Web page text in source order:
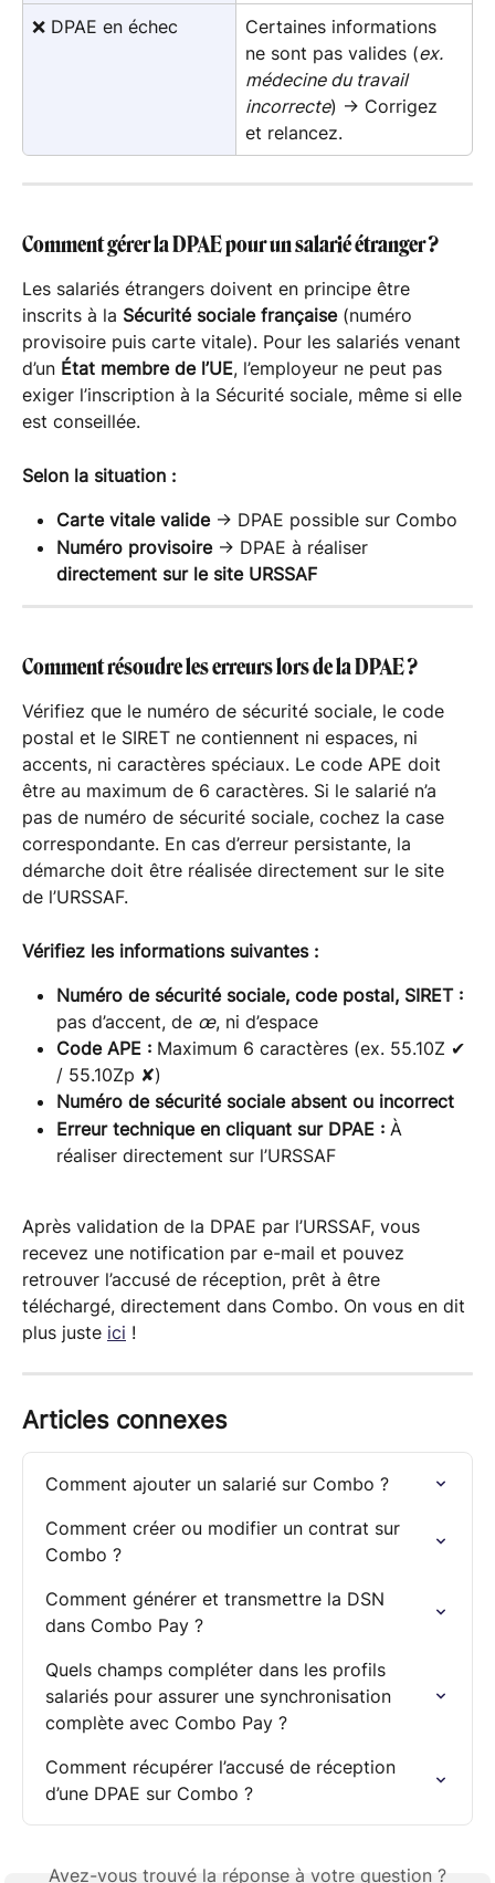
❌ DPAE en échec
Certaines informations
ne sont pas valides (ex.
médecine du travail
incorrecte) → Corrigez
et relancez.
Comment gérer la DPAE pour un salarié étranger ?
Les salariés étrangers doivent en principe être
inscrits à la Sécurité sociale française (numéro
provisoire puis carte vitale). Pour les salariés venant
d’un État membre de l’UE, l’employeur ne peut pas
exiger l’inscription à la Sécurité sociale, même si elle
est conseillée.
Selon la situation :
Carte vitale valide → DPAE possible sur Combo
Numéro provisoire → DPAE à réaliser
directement sur le site URSSAF
Comment résoudre les erreurs lors de la DPAE ?
Vérifiez que le numéro de sécurité sociale, le code
postal et le SIRET ne contiennent ni espaces, ni
accents, ni caractères spéciaux. Le code APE doit
être au maximum de 6 caractères. Si le salarié n’a
pas de numéro de sécurité sociale, cochez la case
correspondante. En cas d’erreur persistante, la
démarche doit être réalisée directement sur le site
de l’URSSAF.
Vérifiez les informations suivantes :
Numéro de sécurité sociale, code postal, SIRET :
pas d’accent, de œ, ni d’espace
Code APE : Maximum 6 caractères (ex. 55.10Z ✔
/ 55.10Zp ✘)
Numéro de sécurité sociale absent ou incorrect
Erreur technique en cliquant sur DPAE : À
réaliser directement sur l’URSSAF
Après validation de la DPAE par l’URSSAF, vous
recevez une notification par e-mail et pouvez
retrouver l’accusé de réception, prêt à être
téléchargé, directement dans Combo. On vous en dit
plus juste ici !
Articles connexes
Comment ajouter un salarié sur Combo ?
Comment créer ou modifier un contrat sur
Combo ?
Comment générer et transmettre la DSN
dans Combo Pay ?
Quels champs compléter dans les profils
salariés pour assurer une synchronisation
complète avec Combo Pay ?
Comment récupérer l’accusé de réception
d’une DPAE sur Combo ?
Avez-vous trouvé la réponse à votre question ?